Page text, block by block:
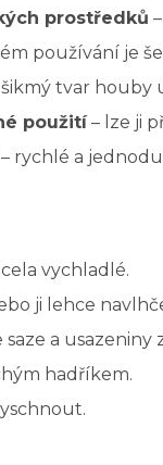
prostředků
používání je
šikmý tvar houby
použití– lze ji
– rychlé a
vychladlé.
ji lehce
a usazeniny
hadříkem.